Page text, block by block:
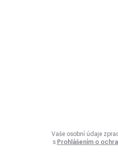
Vaše osobní údaje
s Prohlášením o